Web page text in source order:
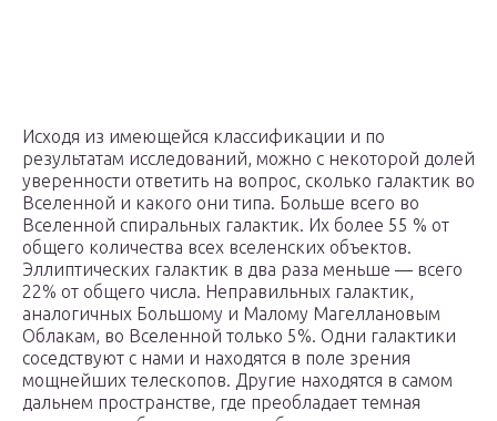
Исходя из имеющейся классификации и по
результатам исследований, можно с некоторой долей
уверенности ответить на вопрос, сколько галактик во
Вселенной и какого они типа. Больше всего во
Вселенной спиральных галактик. Их более 55 % от
общего количества всех вселенских объектов.
Эллиптических галактик в два раза меньше — всего
22% от общего числа. Неправильных галактик,
аналогичных Большому и Малому Магеллановым
Облакам, во Вселенной только 5%. Одни галактики
соседствуют с нами и находятся в поле зрения
мощнейших телескопов. Другие находятся в самом
дальнем пространстве, где преобладает темная